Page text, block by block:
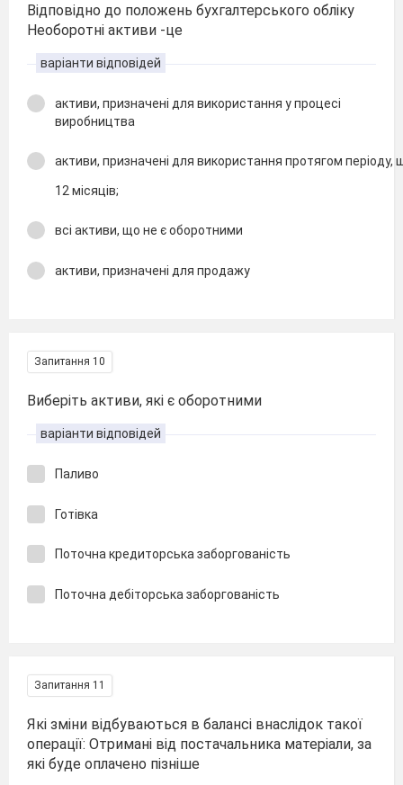
Відповідно до положень бухгалтерського обліку
Необоротні активи -це
варіанти відповідей
активи, призначені для використання у процесі
виробництва
активи, призначені для використання протягом
12 місяців;
всі активи, що не є оборотними
активи, призначені для продажу
Запитання 10
Виберіть активи, які є оборотними
варіанти відповідей
Паливо
Готівка
Поточна кредиторська заборгованість
Поточна дебіторська заборгованість
Запитання 11
Які зміни відбуваються в балансі внаслідок такої
операції: Отримані від постачальника матеріали, за
які буде оплачено пізніше